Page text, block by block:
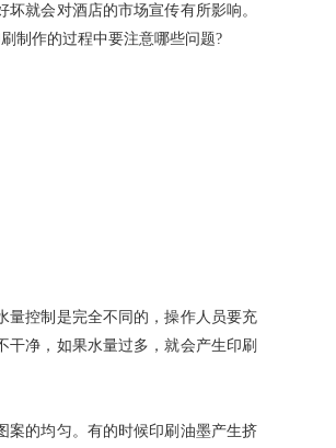
就会对酒店的市场宣传有所影响。
制作的过程中要注意哪些问题?
量控制是完全不同的，操作人员要充
净，如果水量过多，就会产生印刷
案的均匀。有的时候印刷油墨产生挤